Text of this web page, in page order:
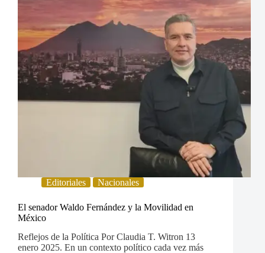
Editoriales Nacionales
El senador Waldo Fernández y la Movilidad en
México
Reflejos de la Política Por Claudia T. Witron 13
enero 2025. En un contexto político cada vez más